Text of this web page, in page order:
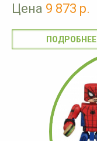
Цена 9 873 р.
ПОДРОБНЕЕ